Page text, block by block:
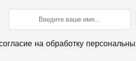
на обработку